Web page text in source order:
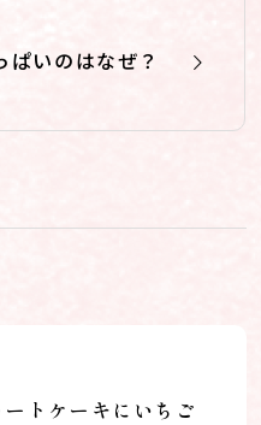
ぱいのはなぜ？
ートケーキにいちご